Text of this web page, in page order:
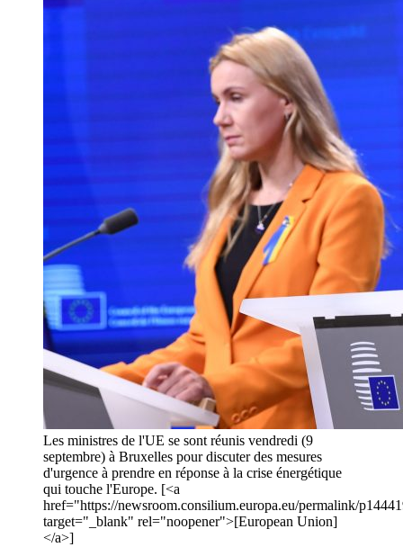
Les ministres de l'UE se sont réunis vendredi (9
septembre) à Bruxelles pour discuter des mesures
d'urgence à prendre en réponse à la crise énergétique
qui touche l'Europe. [<a
href="https://newsroom.consilium.europa.eu/permalink/
target="_blank" rel="noopener">[European Union]
</a>]